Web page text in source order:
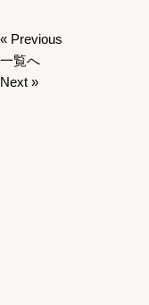
« Previous
一覧へ
Next »